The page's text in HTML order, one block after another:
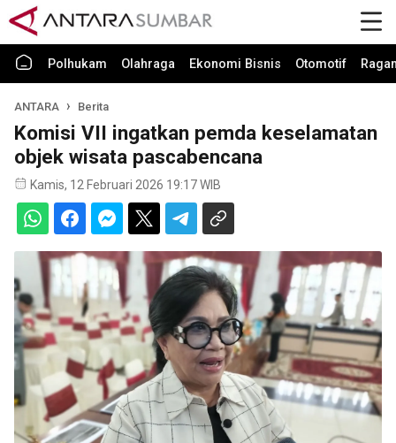
Polhukam Olahraga Ekonomi Bisnis Otomotif
ANTARA Berita
Komisi VII ingatkan pemda keselamatan
objek wisata pascabencana
Kamis, 12 Februari 2026 19:17 WIB